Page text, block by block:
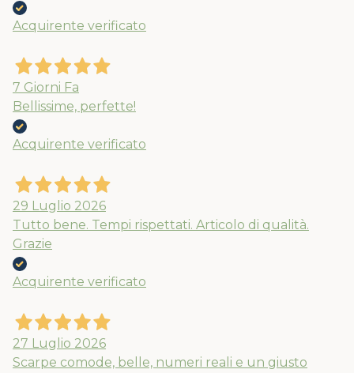
Acquirente verificato
7 Giorni Fa
Bellissime, perfette!
Acquirente verificato
29 Luglio 2026
Tutto bene. Tempi rispettati. Articolo di qualità.
Grazie
Acquirente verificato
27 Luglio 2026
Scarpe comode, belle, numeri reali e un giusto